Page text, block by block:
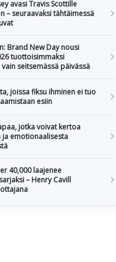
avasi Travis Scottille
– seuraavaksi tähtäimessä
Brand New Day nousi
tuottoisimmaksi
seitsemässä päivässä
joissa fiksu ihminen ei tuo
esiin
jotka voivat kertoa
ja emotionaalisesta
40,000 laajenee
– Henry Cavill